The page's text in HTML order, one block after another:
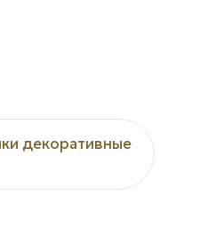
декоративные